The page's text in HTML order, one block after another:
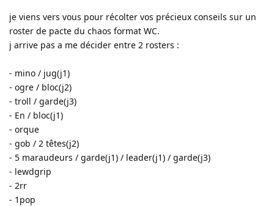
je viens vers vous pour récolter vos précieux conseils sur un
roster de pacte du chaos format WC.
j arrive pas a me décider entre 2 rosters :
- mino / jug(j1)
- ogre / bloc(j2)
- troll / garde(j3)
- En / bloc(j1)
- orque
- gob / 2 têtes(j2)
- 5 maraudeurs / garde(j1) / leader(j1) / garde(j3)
- lewdgrip
- 2rr
- 1pop